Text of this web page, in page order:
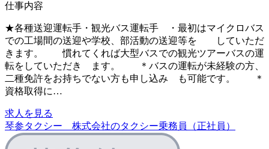
仕事内容
★各種送迎運転手・観光バス運転手 ・最初はマイクロバス
での工場間の送迎や学校、部活動の送迎等を していただ
きます。 慣れてくれば大型バスでの観光ツアーバスの運
転をしていただき ます。 ＊バスの運転が未経験の方、
二種免許をお持ちでない方も申し込み も可能です。 ＊
資格取得に…
求人を見る
琴参タクシー 株式会社のタクシー乗務員（正社員）